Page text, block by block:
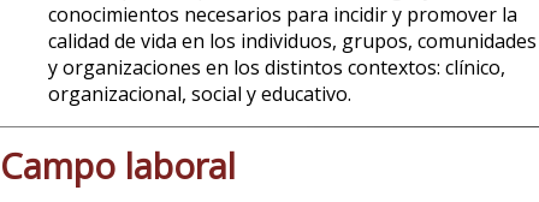
conocimientos necesarios para incidir y promover la
calidad de vida en los individuos, grupos, comunidades
y organizaciones en los distintos contextos: clínico,
organizacional, social y educativo.
Campo laboral